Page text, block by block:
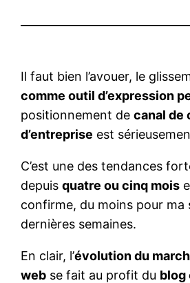
Il faut bien l’avouer, le
comme outil d’expression
positionnement decanal de
d’entreprise est
C’est une des tendances
depuisquatre ou cinq mois
confirme, du moins pour ma
dernières semaines.
En clair, l’évolution du
web se fait au profit du blog